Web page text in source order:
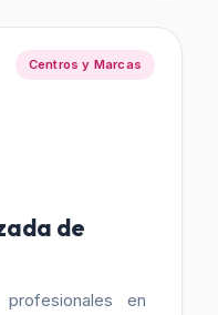
Centros y Marcas
de
profesionales en